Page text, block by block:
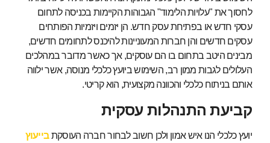
לחסוך את "עלויות הלימוד" הגבוהות הקיימות בכניסה לתחום
עסקי חדש או בפתיחת עסק חדש. הן יזמים ויזמיות הפותחים
עסקים חדשים והן חברות המעוניינות להיכנס לתחומים חדשים,
מבינים היטב בתחום בו הם עוסקים, אך כאשר מדובר במהלכים
העלולים לגבות ממון רב, השימוש ביועץ כלכלי מנוסה, אשר ילווה
אותם בניתוח כלכלי והכוונה מקצועית, הוא קריטי.
קביעת התנהלות עסקית
יועץ כלכלי הנו איש אמון ולכן חשוב לבחור חברה העוסקתבייעוץ